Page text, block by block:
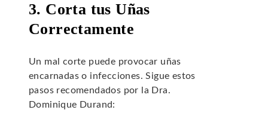
3. Corta tus Uñas
Correctamente
Un mal corte puede provocar uñas
encarnadas o infecciones. Sigue estos
pasos recomendados por la Dra.
Dominique Durand: